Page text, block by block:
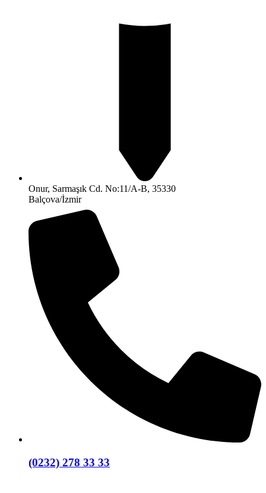
Onur, Sarmaşık Cd. No:11/A-B, 35330
Balçova/İzmir
(0232) 278 33 33